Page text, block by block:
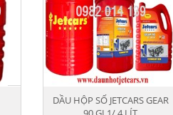
DẦU HỘP SỐ JETCARS GEAR